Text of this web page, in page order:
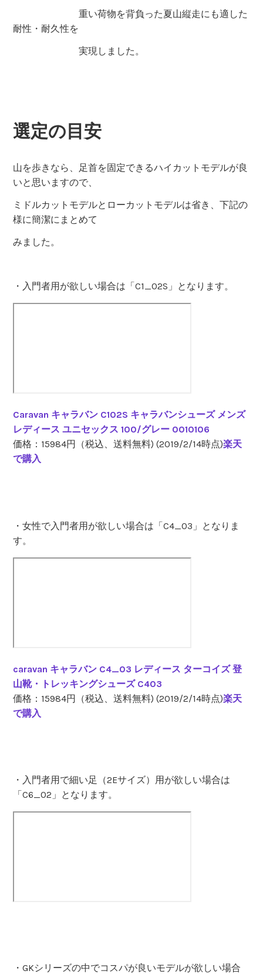
重い荷物を背負った夏山縦走にも適した
耐性・耐久性を
実現しました。
選定の目安
山を歩きなら、足首を固定できるハイカットモデルが良
いと思いますので、
ミドルカットモデルとローカットモデルは省き、下記の
様に簡潔にまとめて
みました。
・入門者用が欲しい場合は「C1_02S」となります。
Caravan キャラバン C102S キャラバンシューズ メンズ
レディース ユニセックス 100/グレー 0010106
価格：15984円（税込、送料無料) (2019/2/14時点)楽天
で購入
・女性で入門者用が欲しい場合は「C4_03」となりま
す。
caravan キャラバン C4_03 レディース ターコイズ 登
山靴・トレッキングシューズ C403
価格：15984円（税込、送料無料) (2019/2/14時点)楽天
で購入
・入門者用で細い足（2Eサイズ）用が欲しい場合は
「C6_02」となります。
・GKシリーズの中でコスパが良いモデルが欲しい場合